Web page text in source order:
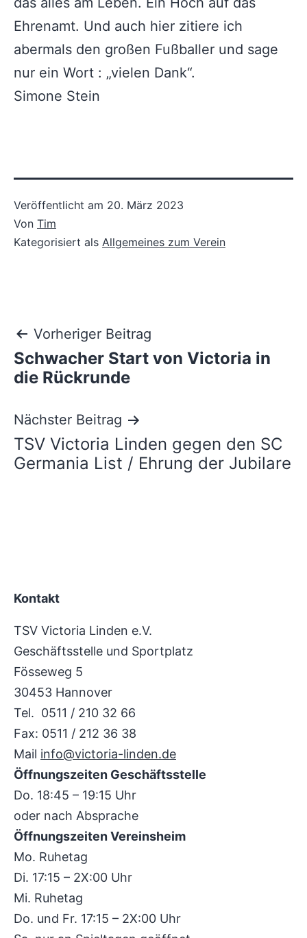
Ehrenamt. Und auch hier zitiere ich
abermals den großen Fußballer und sage
nur ein Wort : „vielen Dank“.
Simone Stein
Veröffentlicht am 20. März 2023
Von Tim
Kategorisiert als Allgemeines zum Verein
Beitragsnavigation
Vorheriger Beitrag
Schwacher Start von Victoria in
die Rückrunde
Nächster Beitrag
TSV Victoria Linden gegen den SC
Germania List / Ehrung der Jubilare
Kontakt
TSV Victoria Linden e.V.
Geschäftsstelle und Sportplatz
Fösseweg 5
30453 Hannover
Tel. 0511 / 210 32 66
Fax: 0511 / 212 36 38
Mail info@victoria-linden.de
Öffnungszeiten Geschäftsstelle
Do. 18:45 – 19:15 Uhr
oder nach Absprache
Öffnungszeiten Vereinsheim
Mo. Ruhetag
Di. 17:15 – 2X:00 Uhr
Mi. Ruhetag
Do. und Fr. 17:15 – 2X:00 Uhr